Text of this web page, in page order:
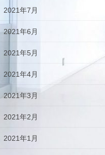
2021年7月
2021年6月
2021年5月
2021年4月
2021年3月
2021年2月
2021年1月